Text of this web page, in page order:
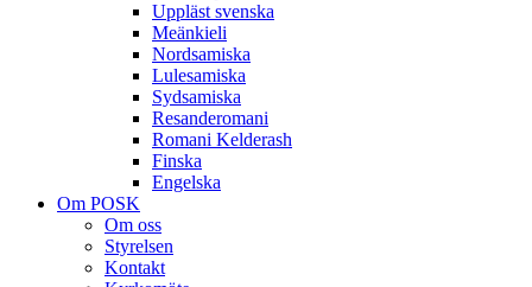
Uppläst svenska
Meänkieli
Nordsamiska
Lulesamiska
Sydsamiska
Resanderomani
Romani Kelderash
Finska
Engelska
Om POSK
Om oss
Styrelsen
Kontakt